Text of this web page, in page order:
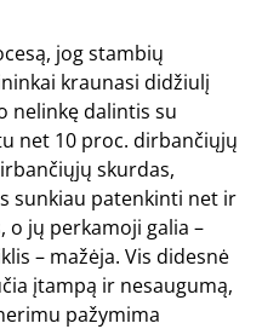
jog stambių
kraunasi didžiulį
nelinkę dalintis su
net 10 proc. dirbančiųjų
skurdas,
sunkiau patenkinti net ir
o jų perkamoji galia –
– mažėja. Vis didesnė
įtampą ir nesaugumą,
pažymima